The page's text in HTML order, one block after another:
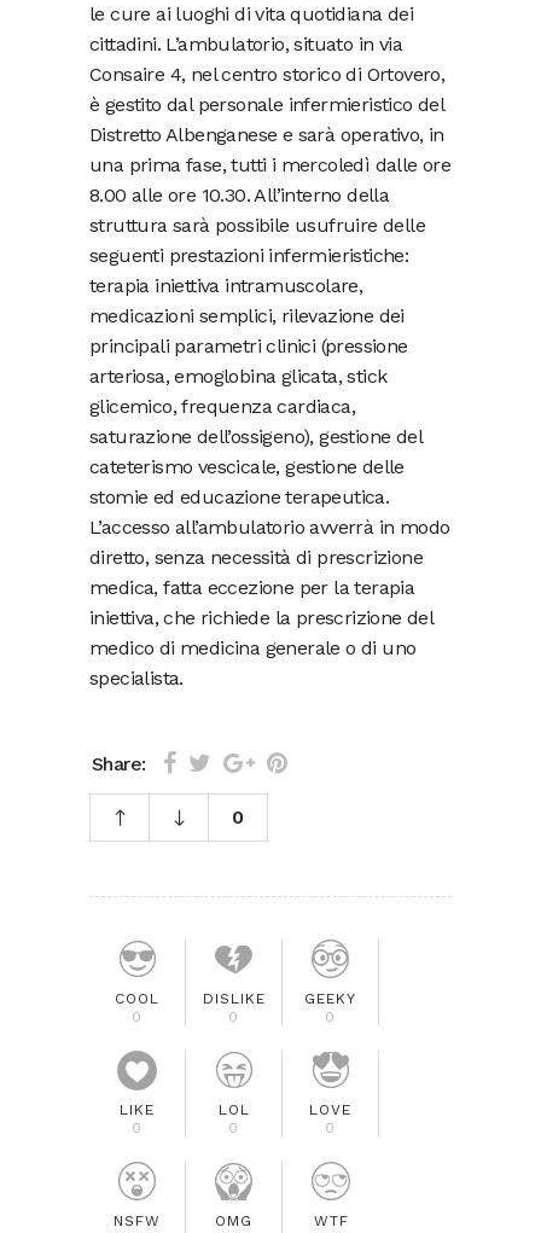
le cure ai luoghi di vita quotidiana dei
cittadini. L’ambulatorio, situato in via
Consaire 4, nel centro storico di Ortovero,
è gestito dal personale infermieristico del
Distretto Albenganese e sarà operativo, in
una prima fase, tutti i mercoledì dalle ore
8.00 alle ore 10.30. All’interno della
struttura sarà possibile usufruire delle
seguenti prestazioni infermieristiche:
terapia iniettiva intramuscolare,
medicazioni semplici, rilevazione dei
principali parametri clinici (pressione
arteriosa, emoglobina glicata, stick
glicemico, frequenza cardiaca,
saturazione dell’ossigeno), gestione del
cateterismo vescicale, gestione delle
stomie ed educazione terapeutica.
L’accesso all’ambulatorio avverrà in modo
diretto, senza necessità di prescrizione
medica, fatta eccezione per la terapia
iniettiva, che richiede la prescrizione del
medico di medicina generale o di uno
specialista.
Share:
0
COOL
0
DISLIKE
0
GEEKY
0
LIKE
0
LOL
0
LOVE
0
NSFW
OMG
WTF